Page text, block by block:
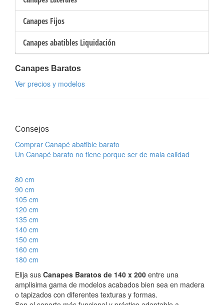
Canapes Fijos
Canapes abatibles Liquidación
Canapes Baratos
Ver precios y modelos
Consejos
Comprar Canapé abatible barato
Un Canapé barato no tiene porque ser de mala calidad
80 cm
90 cm
105 cm
120 cm
135 cm
140 cm
150 cm
160 cm
180 cm
Elija sus Canapes Baratos de 140 x 200 entre una
amplisima gama de modelos acabados bien sea en madera
o tapizados con diferentes texturas y formas.